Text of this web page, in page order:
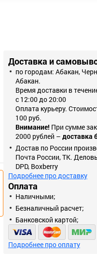
Доставка и
по городам: Абакан,
Абакан.
Время доставки в
с 12:00 до 20:00
Оплата курьеру.
100 руб.
Внимание! При сумме
2000 рублей – доставка
Достав по России
Почта России, ТК.
DPD, Boxberry
Подробнее про доставку
Оплата
Наличными;
Безналичный расчет;
Банковской картой;
Подробнее про оплату